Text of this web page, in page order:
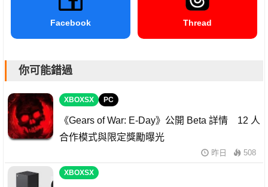
Facebook Thread
你可能錯過
XBOXSX PC
《Gears of War: E-Day》公開 Beta 詳情 12 人
合作模式與限定獎勵曝光
昨日 508
XBOXSX